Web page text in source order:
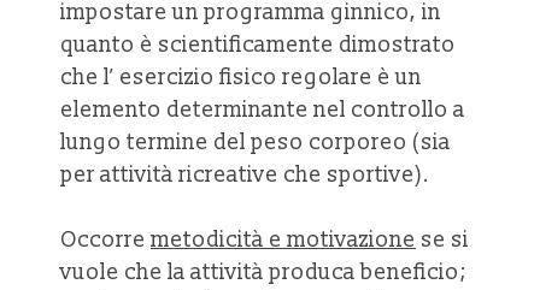
impostare un programma ginnico, in
quanto è scientificamente dimostrato
che l’ esercizio fisico regolare è un
elemento determinante nel controllo a
lungo termine del peso corporeo (sia
per attività ricreative che sportive).
Occorre metodicità e motivazione se si
vuole che la attività produca beneficio;